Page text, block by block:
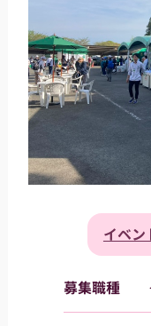
イベン
募集職種